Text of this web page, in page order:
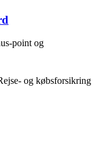
point og
og købsforsikring